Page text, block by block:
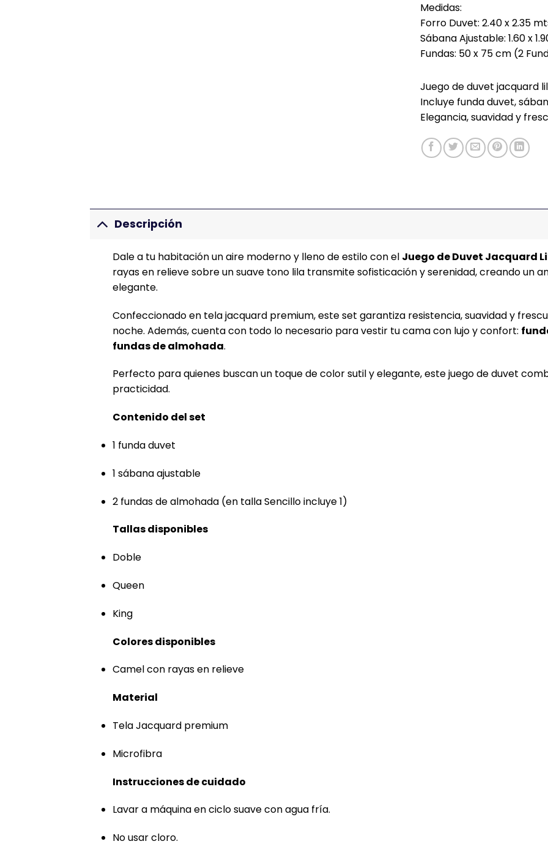
Medidas:
Forro Duvet: 2.40 x 2.35
Sábana Ajustable: 1.60 x
Fundas: 50 x 75 cm (2
era:
$209.900.
es:
Juego de duvet jacquard
Incluye funda duvet,
Elegancia, suavidad y
Descripción
Dale a tu habitación un aire moderno y lleno de estilo con el Juego de Duvet Jacquard
rayas en relieve sobre un suave tono lila transmite sofisticación y serenidad, creando un
elegante.
Confeccionado en tela jacquard premium, este set garantiza resistencia, suavidad y
noche. Además, cuenta con todo lo necesario para vestir tu cama con lujo y confort:
fundas de almohada.
Perfecto para quienes buscan un toque de color sutil y elegante, este juego de duvet
practicidad.
Contenido del set
1 funda duvet
1 sábana ajustable
2 fundas de almohada (en talla Sencillo incluye 1)
Tallas disponibles
Doble
Queen
King
Colores disponibles
Camel con rayas en relieve
Material
Tela Jacquard premium
Microfibra
Instrucciones de cuidado
Lavar a máquina en ciclo suave con agua fría.
No usar cloro.